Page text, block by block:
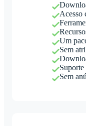
Acesso
Um
Sem
Sem